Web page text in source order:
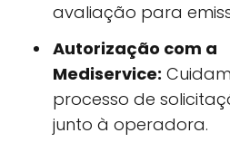
avaliação para
Autorização com a
Mediservice:
processo de
junto à operadora.